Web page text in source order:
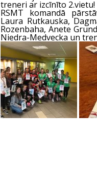
treneri ar izcīnīto 2.vietu!
RSMT komandā
Laura Rutkauska,
Rozenbaha, Anete
Niedra-Medvecka un